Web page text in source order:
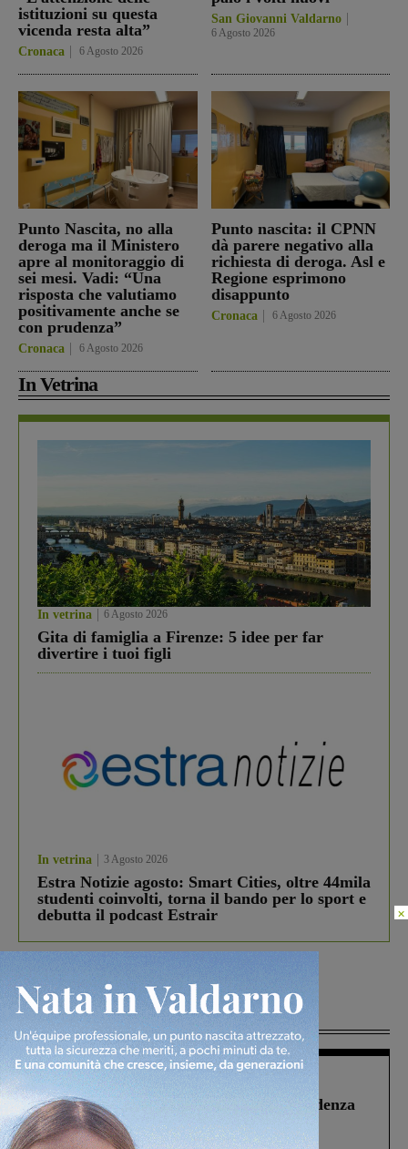
istituzioni su questa
vicenda resta alta”
Cronaca 6 Agosto 2026
San Giovanni Valdarno
6 Agosto 2026
Punto Nascita, no alla
deroga ma il Ministero
apre al monitoraggio di
sei mesi. Vadi: “Una
risposta che valutiamo
positivamente anche se
con prudenza”
Cronaca 6 Agosto 2026
Punto nascita: il CPNN
dà parere negativo alla
richiesta di deroga. Asl e
Regione esprimono
disappunto
Cronaca 6 Agosto 2026
In Vetrina
In vetrina 6 Agosto 2026
Gita di famiglia a Firenze: 5 idee per far
divertire i tuoi figli
In vetrina 3 Agosto 2026
Estra Notizie agosto: Smart Cities, oltre 44mila
studenti coinvolti, torna il bando per lo sport e
debutta il podcast Estrair
Più lette
Figline Incisa Valdarno
Piscina di Figline finanziata oltre la scadenza
Pnrr, il gruppo di Fratelli d’Italia: “Un
ringraziamento al Governo”
×